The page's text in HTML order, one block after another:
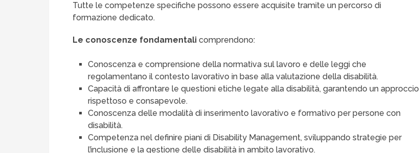
Tutte le competenze specifiche possono essere acquisite tramite un percorso di
formazione dedicato.
Le conoscenze fondamentali comprendono:
Conoscenza e comprensione della normativa sul lavoro e delle leggi che
regolamentano il contesto lavorativo in base alla valutazione della disabilità.
Capacità di affrontare le questioni etiche legate alla disabilità, garantendo un approccio
rispettoso e consapevole.
Conoscenza delle modalità di inserimento lavorativo e formativo per persone con
disabilità.
Competenza nel definire piani di Disability Management, sviluppando strategie per
l’inclusione e la gestione delle disabilità in ambito lavorativo.